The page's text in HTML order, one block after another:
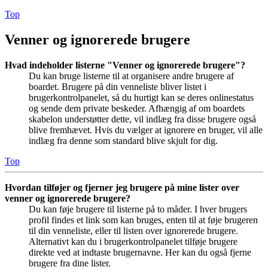
Top
Venner og ignorerede brugere
Hvad indeholder listerne "Venner og ignorerede brugere"?
Du kan bruge listerne til at organisere andre brugere af
boardet. Brugere på din venneliste bliver listet i
brugerkontrolpanelet, så du hurtigt kan se deres onlinestatus
og sende dem private beskeder. Afhængig af om boardets
skabelon understøtter dette, vil indlæg fra disse brugere også
blive fremhævet. Hvis du vælger at ignorere en bruger, vil alle
indlæg fra denne som standard blive skjult for dig.
Top
Hvordan tilføjer og fjerner jeg brugere på mine lister over
venner og ignorerede brugere?
Du kan føje brugere til listerne på to måder. I hver brugers
profil findes et link som kan bruges, enten til at føje brugeren
til din venneliste, eller til listen over ignorerede brugere.
Alternativt kan du i brugerkontrolpanelet tilføje brugere
direkte ved at indtaste brugernavne. Her kan du også fjerne
brugere fra dine lister.